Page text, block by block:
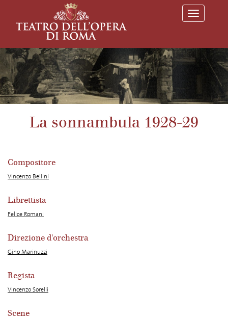
T
o
l
e
g
t
i
La sonnambula 1928-29
Compositore
Vincenzo Bellini
Librettista
Felice Romani
Direzione d'orchestra
Gino Marinuzzi
Regista
Vincenzo Sorelli
Scene